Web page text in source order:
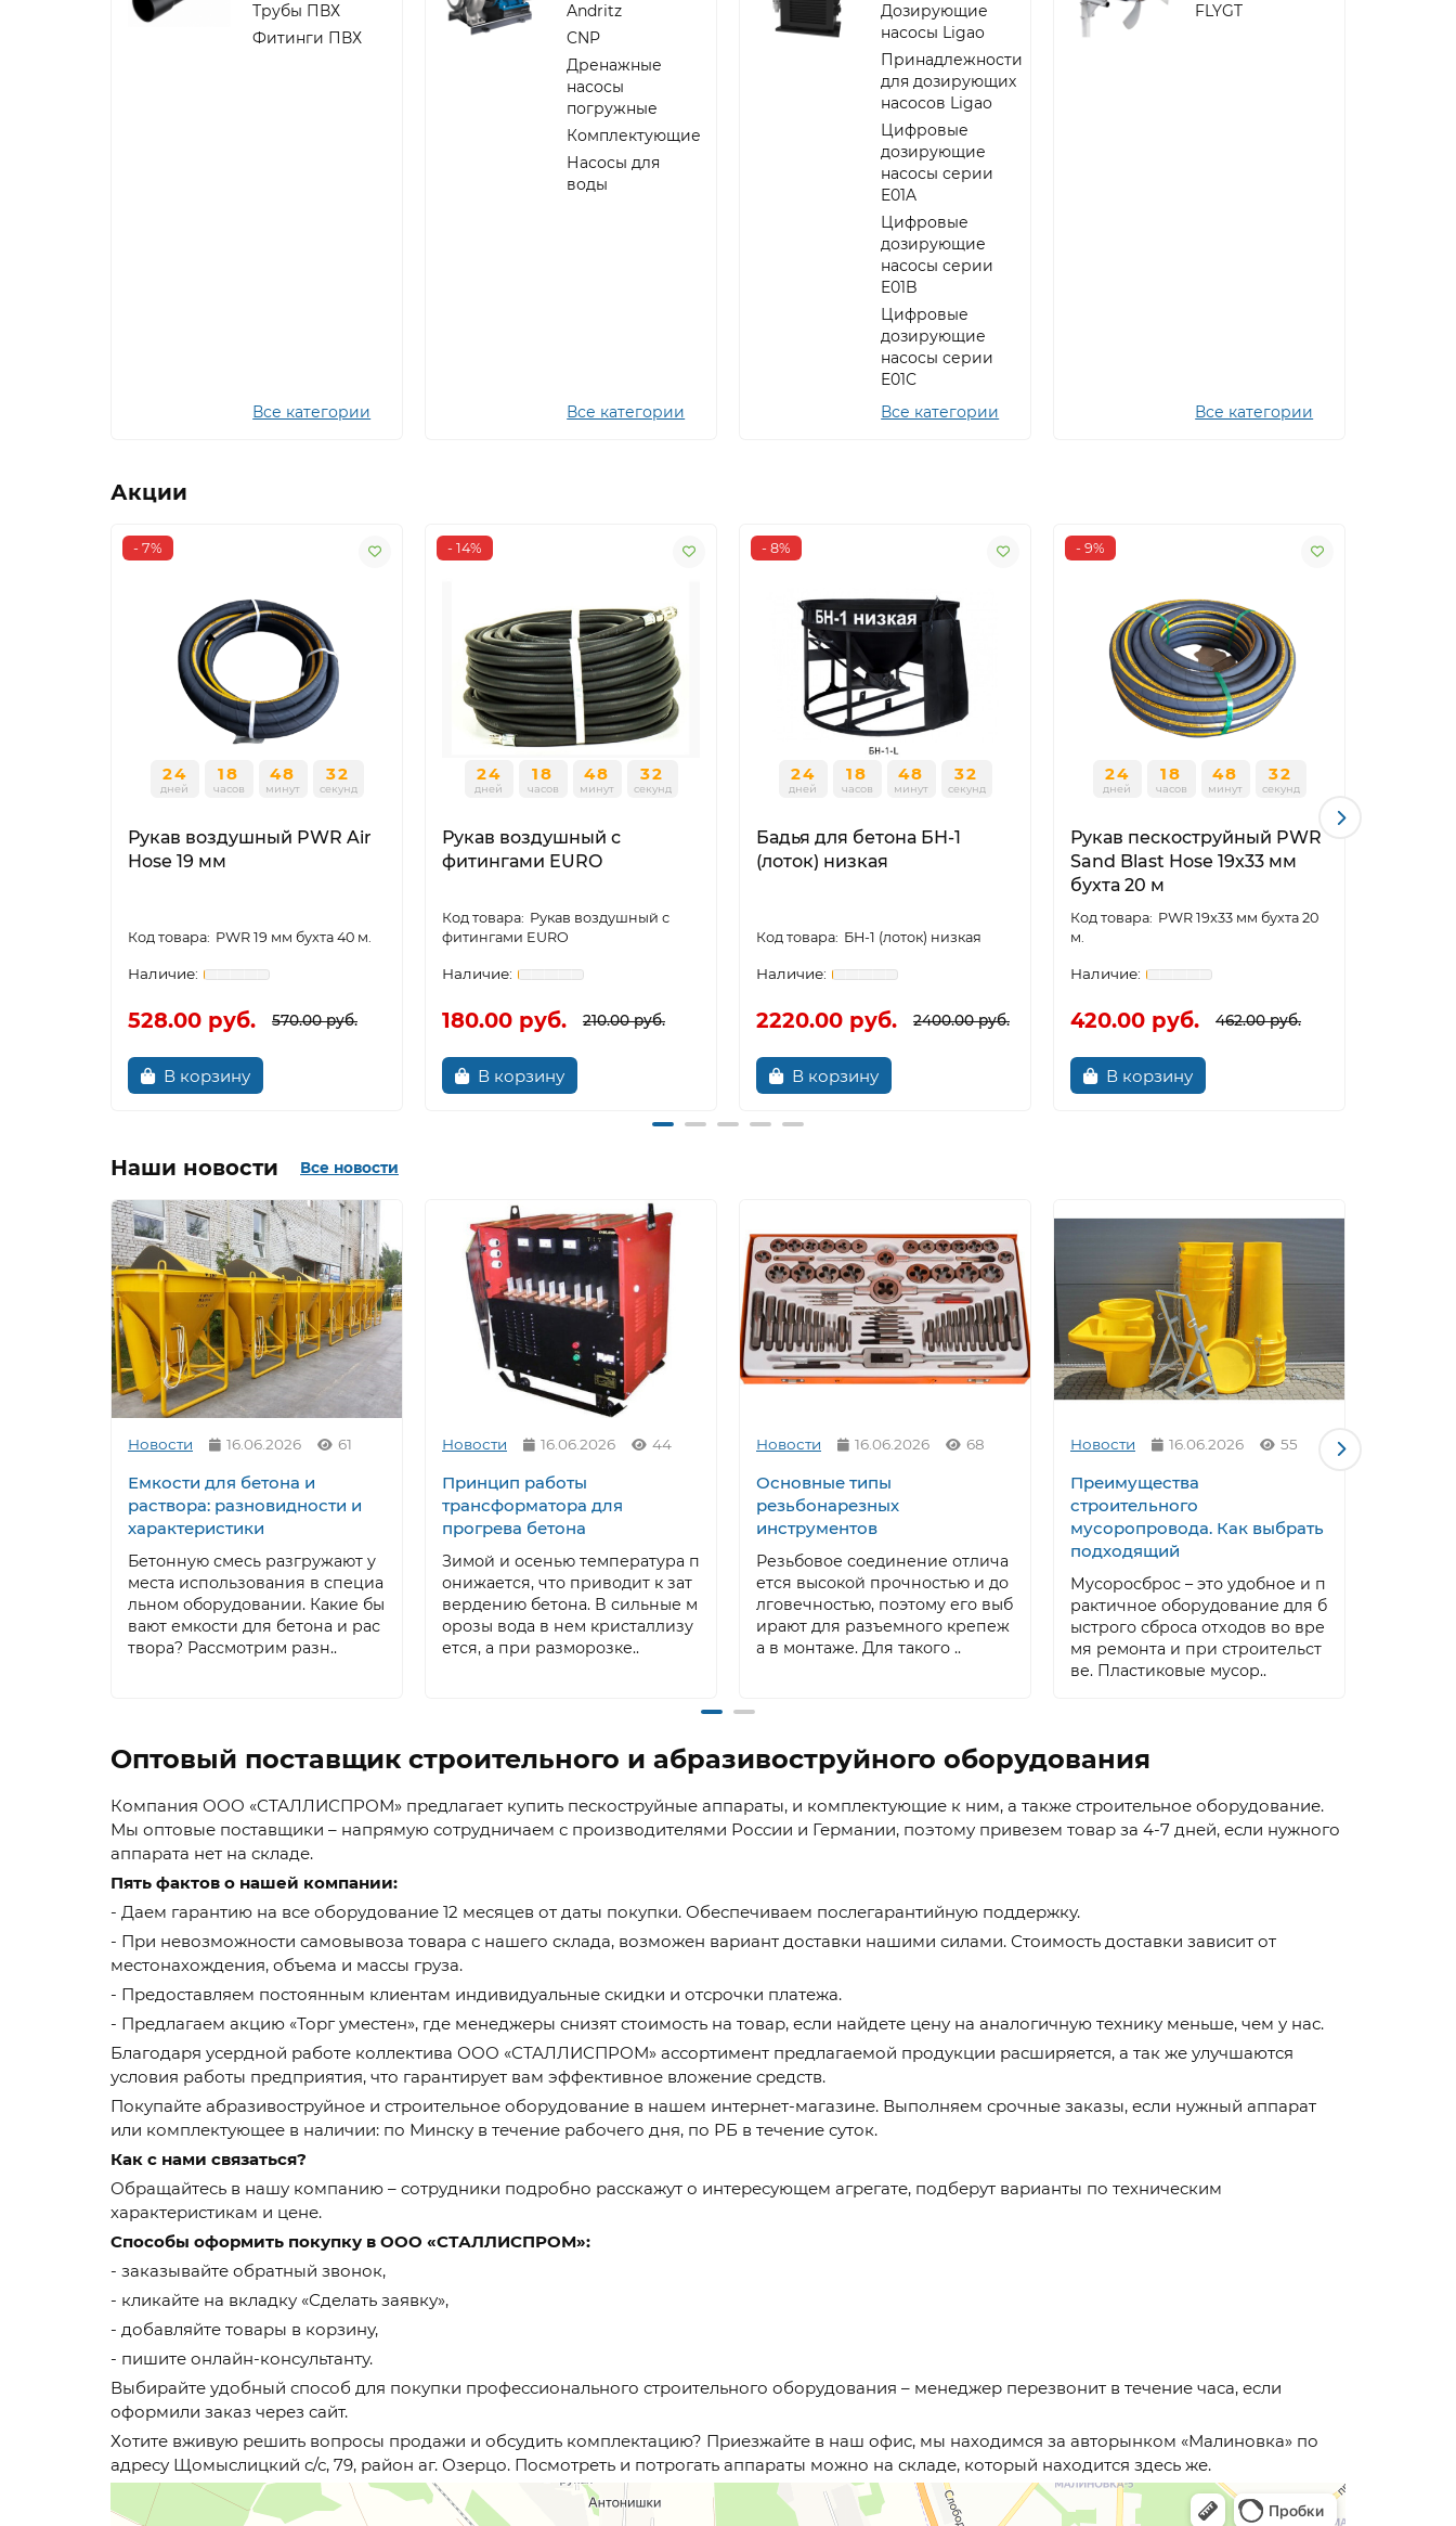
Трубы ПВХ
Фитинги ПВХ
Все категории
Andritz
CNP
Дренажные
насосы
погружные
Комплектующие
Насосы для
воды
Все категории
Дозирующие
насосы Ligao
Принадлежности
для дозирующих
насосов Ligao
Цифровые
дозирующие
насосы серии
E01A
Цифровые
дозирующие
насосы серии
E01B
Цифровые
дозирующие
насосы серии
E01C
Все категории
FLYGT
Все категории
Акции
- 7%
24
дней
18
часов
48
минут
31
секунд
Рукав воздушный PWR Air
Hose 19 мм
PWR 19 мм бухта 40 м.
528.00 руб. 570.00 руб.
В корзину
- 14%
24
дней
18
часов
48
минут
31
секунд
Рукав воздушный с
фитингами EURO
Рукав воздушный с
фитингами EURO
180.00 руб. 210.00 руб.
В корзину
- 8%
24
дней
18
часов
48
минут
31
секунд
Бадья для бетона БН-1
(лоток) низкая
БН-1 (лоток) низкая
2220.00 руб. 2400.00 руб.
В корзину
- 9%
24
дней
18
часов
48
минут
31
секунд
Рукав пескоструйный PWR
Sand Blast Hose 19x33 мм
бухта 20 м
PWR 19x33 мм бухта 20
м.
420.00 руб. 462.00 руб.
В корзину
Наши новости Все новости
Новости 16.06.2026 61
Емкости для бетона и
раствора: разновидности и
характеристики
Бетонную смесь разгружают у
места использования в специа
льном оборудовании. Какие бы
вают емкости для бетона и рас
твора? Рассмотрим разн..
Новости 16.06.2026 44
Принцип работы
трансформатора для
прогрева бетона
Зимой и осенью температура п
онижается, что приводит к зат
вердению бетона. В сильные м
орозы вода в нем кристаллизу
ется, а при разморозке..
Новости 16.06.2026 68
Основные типы
резьбонарезных
инструментов
Резьбовое соединение отлича
ется высокой прочностью и до
лговечностью, поэтому его выб
ирают для разъемного крепеж
а в монтаже. Для такого ..
Новости 16.06.2026 55
Преимущества
строительного
мусоропровода. Как выбрать
подходящий
Мусоросброс – это удобное и п
рактичное оборудование для б
ыстрого сброса отходов во вре
мя ремонта и при строительст
ве. Пластиковые мусор..
Оптовый поставщик строительного и абразивоструйного оборудования
Компания ООО «СТАЛЛИСПРОМ» предлагает купить пескоструйные аппараты, и комплектующие к ним, а также строительное оборудование.
Мы оптовые поставщики – напрямую сотрудничаем с производителями России и Германии, поэтому привезем товар за 4-7 дней, если нужного
аппарата нет на складе.
Пять фактов о нашей компании:
- Даем гарантию на все оборудование 12 месяцев от даты покупки. Обеспечиваем послегарантийную поддержку.
- При невозможности самовывоза товара с нашего склада, возможен вариант доставки нашими силами. Стоимость доставки зависит от
местонахождения, объема и массы груза.
- Предоставляем постоянным клиентам индивидуальные скидки и отсрочки платежа.
- Предлагаем акцию «Торг уместен», где менеджеры снизят стоимость на товар, если найдете цену на аналогичную технику меньше, чем у нас.
Благодаря усердной работе коллектива ООО «СТАЛЛИСПРОМ» ассортимент предлагаемой продукции расширяется, а так же улучшаются
условия работы предприятия, что гарантирует вам эффективное вложение средств.
Покупайте абразивоструйное и строительное оборудование в нашем интернет-магазине. Выполняем срочные заказы, если нужный аппарат
или комплектующее в наличии: по Минску в течение рабочего дня, по РБ в течение суток.
Как с нами связаться?
Обращайтесь в нашу компанию – сотрудники подробно расскажут о интересующем агрегате, подберут варианты по техническим
характеристикам и цене.
Способы оформить покупку в ООО «СТАЛЛИСПРОМ»:
- заказывайте обратный звонок,
- кликайте на вкладку «Сделать заявку»,
- добавляйте товары в корзину,
- пишите онлайн-консультанту.
Выбирайте удобный способ для покупки профессионального строительного оборудования – менеджер перезвонит в течение часа, если
оформили заказ через сайт.
Хотите вживую решить вопросы продажи и обсудить комплектацию? Приезжайте в наш офис, мы находимся за авторынком «Малиновка» по
адресу Щомыслицкий с/с, 79, район аг. Озерцо. Посмотреть и потрогать аппараты можно на складе, который находится здесь же.